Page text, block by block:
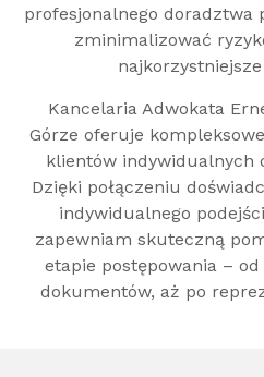
profesjonalnego doradztwa
zminimalizować
Kancelaria Adwokata
Górze oferuje
klientów indywidualnych
Dzięki połączeniu
indywidualnego
zapewniam skuteczną
etapie postępowania –
dokumentów, aż po